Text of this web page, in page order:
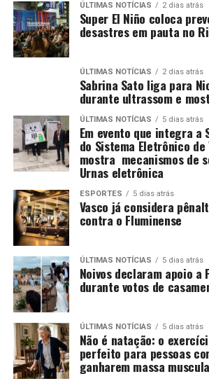
ÚLTIMAS NOTÍCIAS 2 dias atrás
Super El Niño coloca
desastres em pauta no
ÚLTIMAS NOTÍCIAS 2 dias atrás
Sabrina Sato liga para
durante ultrassom e
ÚLTIMAS NOTÍCIAS 5 dias atrás
Em evento que integra a
do Sistema Eletrônico de
mostra mecanismos de
Urnas eletrônica
ESPORTES 5 dias atrás
Vasco já considera
contra o Fluminense
ÚLTIMAS NOTÍCIAS 5 dias atrás
Noivos declaram apoio a
durante votos de
ÚLTIMAS NOTÍCIAS 5 dias atrás
Não é natação: o
perfeito para pessoas
ganharem massa